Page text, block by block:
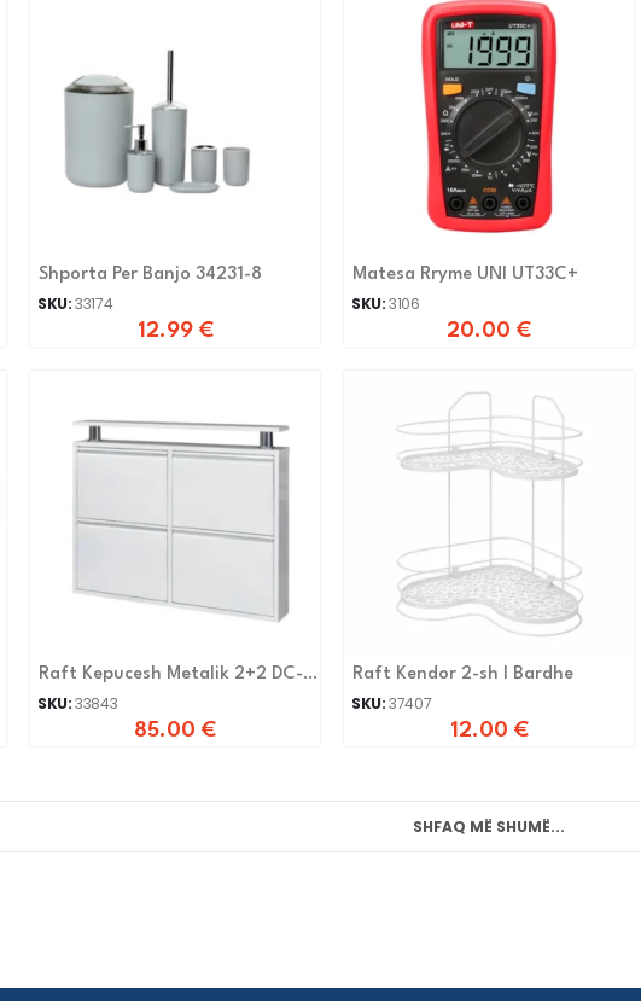
Shporta Per Banjo 34231-8
SKU:33174
12.99 €
Matesa Rryme UNI UT33C+
SKU:3106
20.00 €
Raft Kepucesh Metalik 2+2 DC-
075 I BARDHE
SKU:33843
85.00 €
Raft Kendor 2-sh I Bardhe
SKU:37407
12.00 €
SHFAQ MË SHUMË...